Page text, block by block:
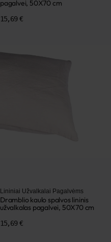
pagalvei, 50X70 cm
15,69 €
Lininiai Užvalkalai Pagalvėms
Dramblio kaulo spalvos lininis
užvalkalas pagalvei, 50X70 cm
15,69 €